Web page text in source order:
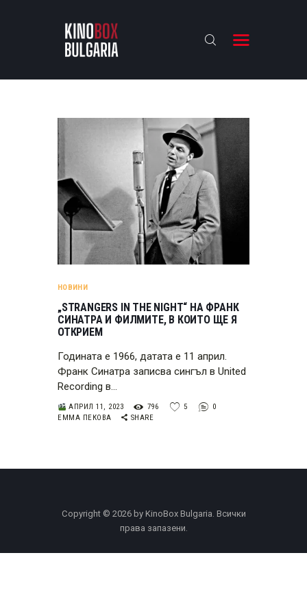
KINOBOX BULGARIA
АНАЛИЗИ
БАХТИ НАГРАДИТЕ
ИНТЕРВЮТА
ЗА НАС
НОВИНИ
„STRANGERS IN THE NIGHT“ НА ФРАНК
СИНАТРА И ФИЛМИТЕ, В КОИТО ЩЕ Я
ОТКРИЕМ
Годината е 1966, датата е 11 април.
Франк Синатра записва сингъл в United
Recording в…
АПРИЛ 11, 2023 796 5
0
ЕММА ПЕКОВА
SHARE
Copyright © 2026 by KinoBox Bulgaria. Всички
права запазени.